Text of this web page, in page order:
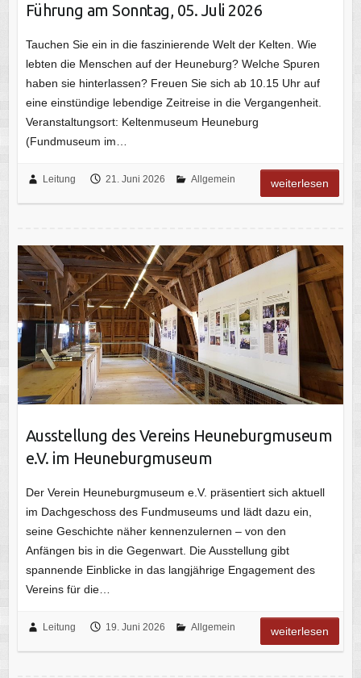
Führung am Sonntag, 05. Juli 2026
Tauchen Sie ein in die faszinierende Welt der Kelten. Wie
lebten die Menschen auf der Heuneburg? Welche Spuren
haben sie hinterlassen? Freuen Sie sich ab 10.15 Uhr auf
eine einstündige lebendige Zeitreise in die Vergangenheit.
Veranstaltungsort: Keltenmuseum Heuneburg
(Fundmuseum im…
Leitung 21. Juni 2026 Allgemein weiterlesen
Ausstellung des Vereins Heuneburgmuseum
e.V. im Heuneburgmuseum
Der Verein Heuneburgmuseum e.V. präsentiert sich aktuell
im Dachgeschoss des Fundmuseums und lädt dazu ein,
seine Geschichte näher kennenzulernen – von den
Anfängen bis in die Gegenwart. Die Ausstellung gibt
spannende Einblicke in das langjährige Engagement des
Vereins für die…
Leitung 19. Juni 2026 Allgemein weiterlesen